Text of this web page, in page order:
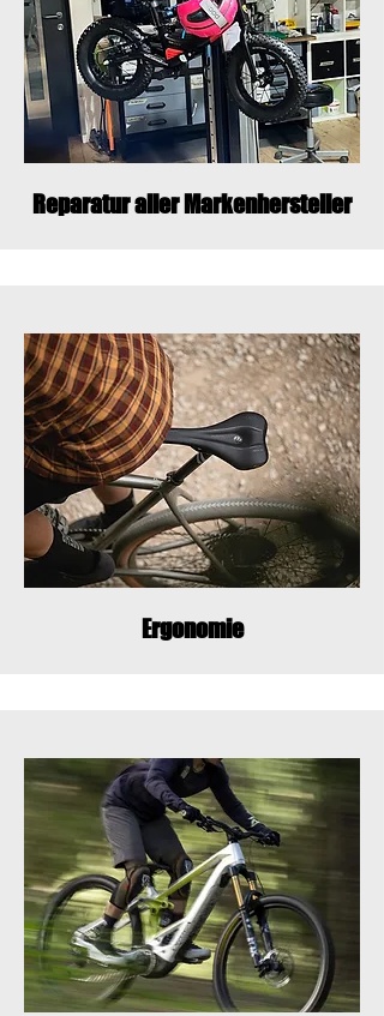
Reparatur aller Markenhersteller
Ergonomie